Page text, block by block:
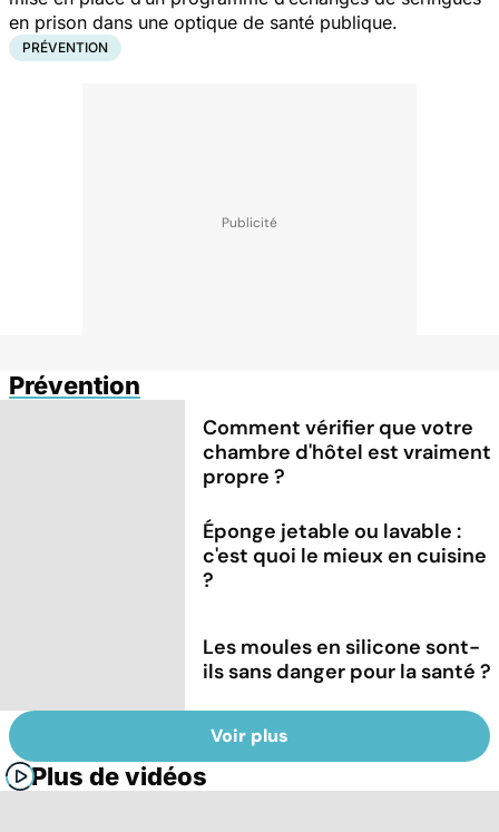
en prison dans une optique de santé publique.
PRÉVENTION
Prévention
Comment vérifier que votre
chambre d'hôtel est vraiment
propre ?
Éponge jetable ou lavable :
c'est quoi le mieux en cuisine
?
Les moules en silicone sont-
ils sans danger pour la santé ?
Voir plus
Plus de vidéos